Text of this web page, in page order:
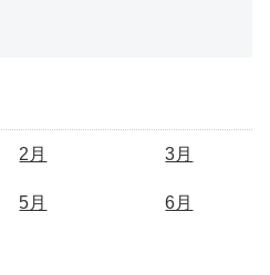
2月 3月
5月 6月